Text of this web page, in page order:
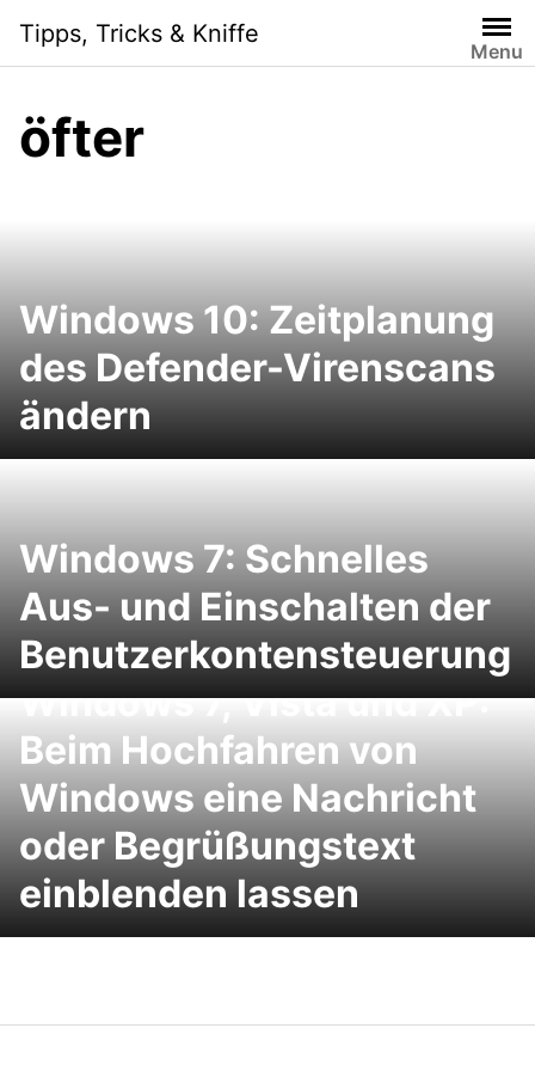
content
Tipps, Tricks & Kniffe
Menu
öfter
Windows 10: Zeitplanung
des Defender-Virenscans
ändern
Windows 7: Schnelles
Aus- und Einschalten der
Benutzerkontensteuerung
Windows 7, Vista und XP:
Beim Hochfahren von
Windows eine Nachricht
oder Begrüßungstext
einblenden lassen